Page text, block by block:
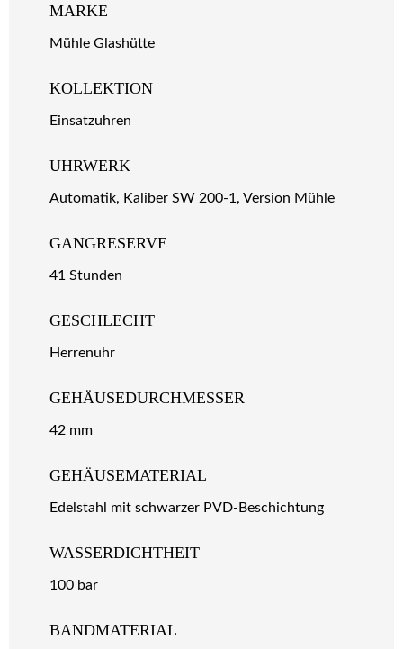
MARKE
Mühle Glashütte
KOLLEKTION
Einsatzuhren
UHRWERK
Automatik, Kaliber SW 200-1, Version Mühle
GANGRESERVE
41 Stunden
GESCHLECHT
Herrenuhr
GEHÄUSEDURCHMESSER
42 mm
GEHÄUSEMATERIAL
Edelstahl mit schwarzer PVD-Beschichtung
WASSERDICHTHEIT
100 bar
BANDMATERIAL